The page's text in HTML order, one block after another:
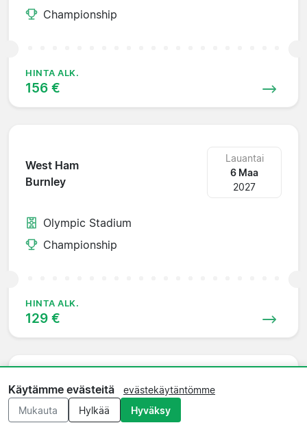
Championship
HINTA ALK.
156 €
West Ham
Burnley
Lauantai
6 Maa
2027
Olympic Stadium
Championship
HINTA ALK.
129 €
Stoke
West Ham
Käytämme evästeitä
evästekäytäntömme
Mukauta
Hylkää Hyväksy